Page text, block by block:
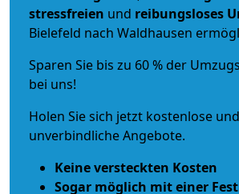
stressfreien und reibungsloses
Bielefeld nach Waldhausen
Sparen Sie bis zu 60 % der
bei uns!
Holen Sie sich jetzt kostenlose und
unverbindliche Angebote.
Keine versteckten Kosten
Sogar möglich mit einer